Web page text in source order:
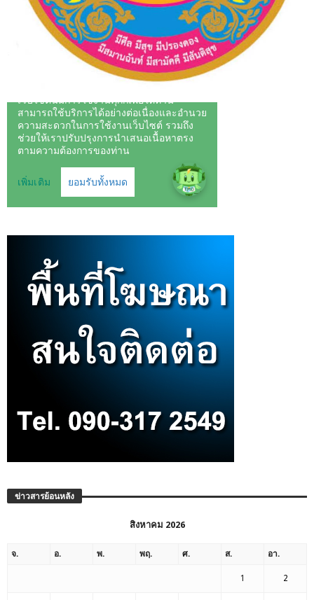
ข่าวสารย้อนหลัง
สิงหาคม 2026
จ. อ. พ. พฤ. ศ. ส. อา.
1 2